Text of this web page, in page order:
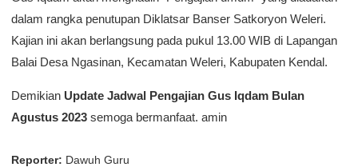
dalam rangka penutupan Diklatsar Banser Satkoryon Weleri.
Kajian ini akan berlangsung pada pukul 13.00 WIB di Lapangan
Balai Desa Ngasinan, Kecamatan Weleri, Kabupaten Kendal.
Demikian Update Jadwal Pengajian Gus Iqdam Bulan
Agustus 2023 semoga bermanfaat. amin
Reporter: Dawuh Guru